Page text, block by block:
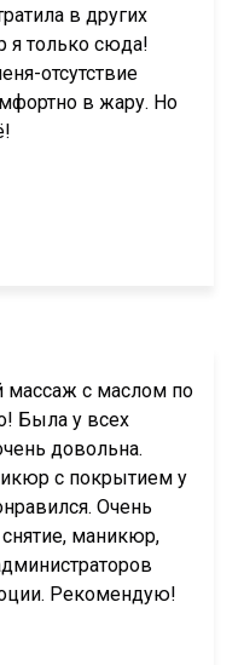
в других
я только сюда!
отсутствие
в жару. Но
массаж с маслом по
Была у всех
довольна.
с покрытием у
Очень
снятие, маникюр,
Рекомендую!